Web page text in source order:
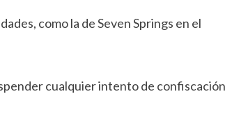
como la de Seven Springs en el
cualquier intento de confiscación